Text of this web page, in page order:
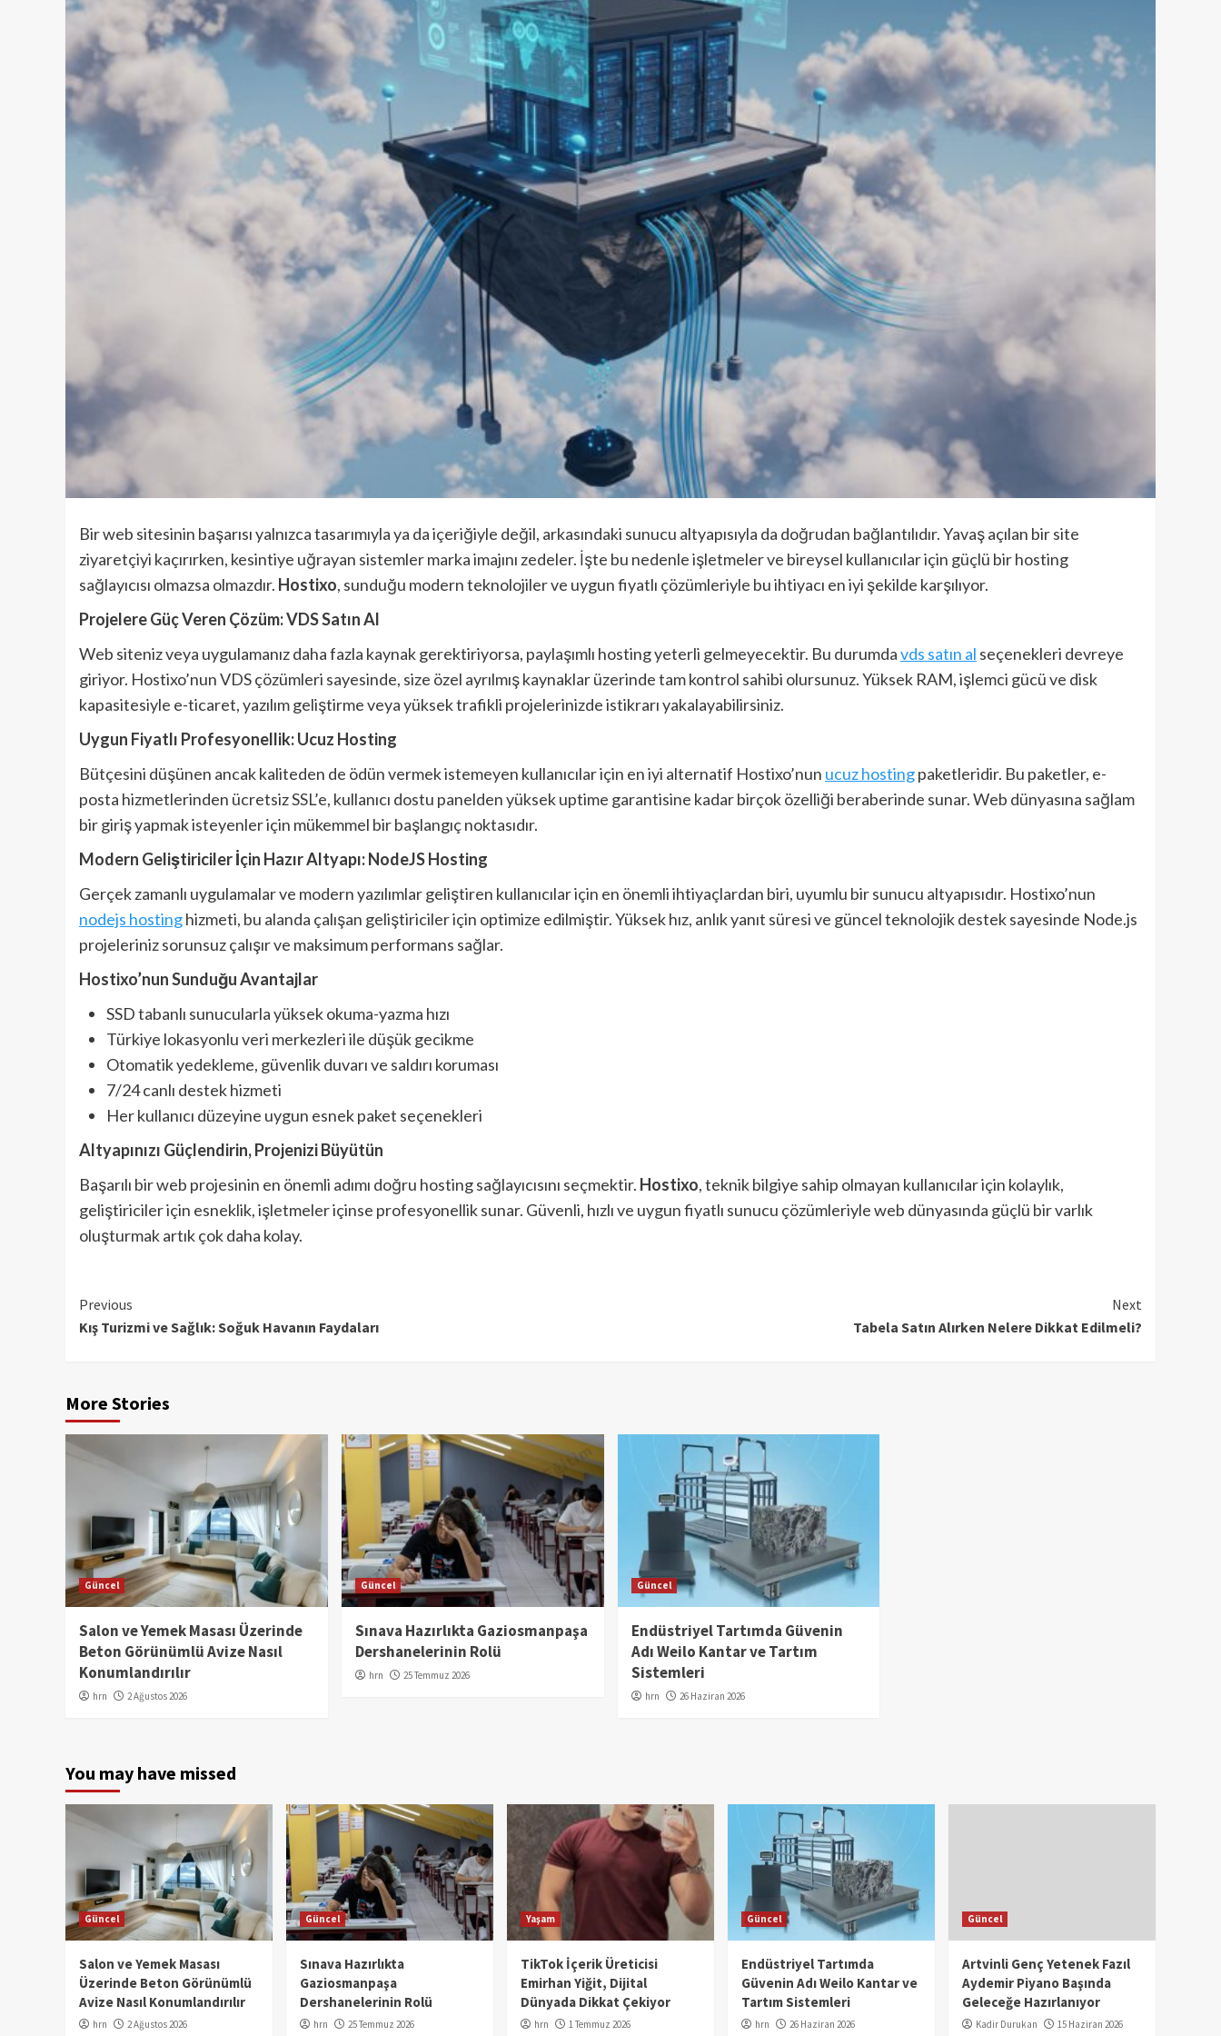
Bir web sitesinin başarısı yalnızca tasarımıyla ya da içeriğiyle değil, arkasındaki sunucu altyapısıyla da doğrudan bağlantılıdır. Yavaş açılan bir site
ziyaretçiyi kaçırırken, kesintiye uğrayan sistemler marka imajını zedeler. İşte bu nedenle işletmeler ve bireysel kullanıcılar için güçlü bir hosting
sağlayıcısı olmazsa olmazdır. Hostixo, sunduğu modern teknolojiler ve uygun fiyatlı çözümleriyle bu ihtiyacı en iyi şekilde karşılıyor.
Projelere Güç Veren Çözüm: VDS Satın Al
Web siteniz veya uygulamanız daha fazla kaynak gerektiriyorsa, paylaşımlı hosting yeterli gelmeyecektir. Bu durumdavds satın al seçenekleri devreye
giriyor. Hostixo’nun VDS çözümleri sayesinde, size özel ayrılmış kaynaklar üzerinde tam kontrol sahibi olursunuz. Yüksek RAM, işlemci gücü ve disk
kapasitesiyle e-ticaret, yazılım geliştirme veya yüksek trafikli projelerinizde istikrarı yakalayabilirsiniz.
Uygun Fiyatlı Profesyonellik: Ucuz Hosting
Bütçesini düşünen ancak kaliteden de ödün vermek istemeyen kullanıcılar için en iyi alternatif Hostixo’nun ucuz hostingpaketleridir. Bu paketler, e-
posta hizmetlerinden ücretsiz SSL’e, kullanıcı dostu panelden yüksek uptime garantisine kadar birçok özelliği beraberinde sunar. Web dünyasına sağlam
bir giriş yapmak isteyenler için mükemmel bir başlangıç noktasıdır.
Modern Geliştiriciler İçin Hazır Altyapı: NodeJS Hosting
Gerçek zamanlı uygulamalar ve modern yazılımlar geliştiren kullanıcılar için en önemli ihtiyaçlardan biri, uyumlu bir sunucu altyapısıdır. Hostixo’nun
nodejs hostinghizmeti, bu alanda çalışan geliştiriciler için optimize edilmiştir. Yüksek hız, anlık yanıt süresi ve güncel teknolojik destek sayesinde Node.js
projeleriniz sorunsuz çalışır ve maksimum performans sağlar.
Hostixo’nun Sunduğu Avantajlar
SSD tabanlı sunucularla yüksek okuma-yazma hızı
Türkiye lokasyonlu veri merkezleri ile düşük gecikme
Otomatik yedekleme, güvenlik duvarı ve saldırı koruması
7/24 canlı destek hizmeti
Her kullanıcı düzeyine uygun esnek paket seçenekleri
Altyapınızı Güçlendirin, Projenizi Büyütün
Başarılı bir web projesinin en önemli adımı doğru hosting sağlayıcısını seçmektir. Hostixo, teknik bilgiye sahip olmayan kullanıcılar için kolaylık,
geliştiriciler için esneklik, işletmeler içinse profesyonellik sunar. Güvenli, hızlı ve uygun fiyatlı sunucu çözümleriyle web dünyasında güçlü bir varlık
oluşturmak artık çok daha kolay.
Continue
Reading
Previous
Kış Turizmi ve Sağlık: Soğuk Havanın Faydaları
Next
Tabela Satın Alırken Nelere Dikkat Edilmeli?
More Stories
Güncel
Salon ve Yemek Masası Üzerinde
Beton Görünümlü Avize Nasıl
Konumlandırılır
hrn 2 Ağustos 2026
Güncel
Sınava Hazırlıkta Gaziosmanpaşa
Dershanelerinin Rolü
hrn 25 Temmuz 2026
Güncel
Endüstriyel Tartımda Güvenin
Adı Weilo Kantar ve Tartım
Sistemleri
hrn 26 Haziran 2026
You may have missed
Güncel
Salon ve Yemek Masası
Üzerinde Beton Görünümlü
Avize Nasıl Konumlandırılır
hrn 2 Ağustos 2026
Güncel
Sınava Hazırlıkta
Gaziosmanpaşa
Dershanelerinin Rolü
hrn 25 Temmuz 2026
Yaşam
TikTok İçerik Üreticisi
Emirhan Yiğit, Dijital
Dünyada Dikkat Çekiyor
hrn 1 Temmuz 2026
Güncel
Endüstriyel Tartımda
Güvenin Adı Weilo Kantar ve
Tartım Sistemleri
hrn 26 Haziran 2026
Güncel
Artvinli Genç Yetenek Fazıl
Aydemir Piyano Başında
Geleceğe Hazırlanıyor
Kadir Durukan 15 Haziran 2026